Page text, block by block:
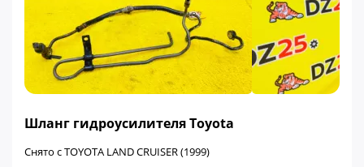
Шланг гидроусилителя Toyota
Снято с TOYOTA LAND CRUISER (1999)